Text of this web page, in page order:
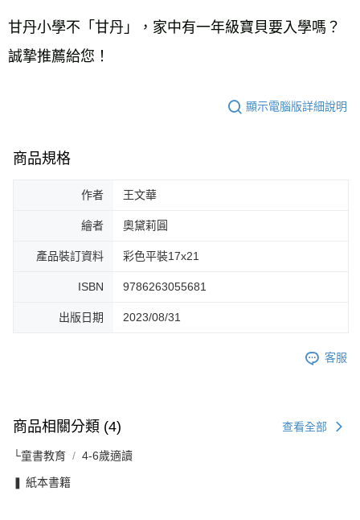
甘丹小學不「甘丹」，家中有一年級寶貝要入學嗎？
誠摯推薦給您！
顯示電腦版詳細說明
商品規格
作者 王文華
繪者 奧黛莉圓
產品裝訂資料 彩色平裝17x21
ISBN 9786263055681
出版日期 2023/08/31
客服
商品相關分類 (4) 查看全部
└童書教育 4-6歲適讀
❚ 紙本書籍